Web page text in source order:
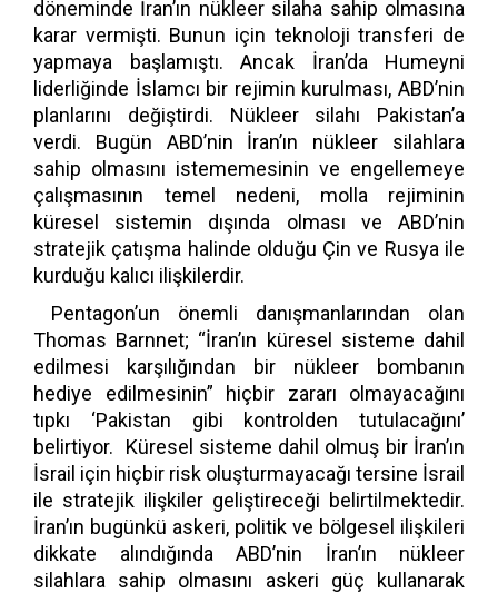
döneminde İran’ın nükleer silaha sahip olmasına
karar vermişti. Bunun için teknoloji transferi de
yapmaya başlamıştı. Ancak İran’da Humeyni
liderliğinde İslamcı bir rejimin kurulması, ABD’nin
planlarını değiştirdi. Nükleer silahı Pakistan’a
verdi. Bugün ABD’nin İran’ın nükleer silahlara
sahip olmasını istememesinin ve engellemeye
çalışmasının temel nedeni, molla rejiminin
küresel sistemin dışında olması ve ABD’nin
stratejik çatışma halinde olduğu Çin ve Rusya ile
kurduğu kalıcı ilişkilerdir.
Pentagon’un önemli danışmanlarından olan
Thomas Barnnet; “İran’ın küresel sisteme dahil
edilmesi karşılığından bir nükleer bombanın
hediye edilmesinin” hiçbir zararı olmayacağını
tıpkı ‘Pakistan gibi kontrolden tutulacağını’
belirtiyor. Küresel sisteme dahil olmuş bir İran’ın
İsrail için hiçbir risk oluşturmayacağı tersine İsrail
ile stratejik ilişkiler geliştireceği belirtilmektedir.
İran’ın bugünkü askeri, politik ve bölgesel ilişkileri
dikkate alındığında ABD’nin İran’ın nükleer
silahlara sahip olmasını askeri güç kullanarak